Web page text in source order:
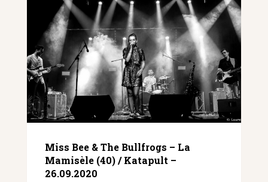
Miss Bee & The Bullfrogs – La
Mamisèle (40) / Katapult –
26.09.2020